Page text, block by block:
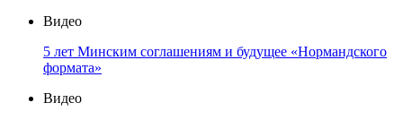
Видео
5 лет Минским соглашениям и будущее «Нормандского
формата»
Видео